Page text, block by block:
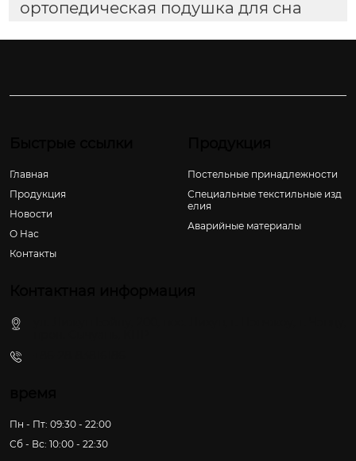
ортопедическая подушка для сна
Главная
Продукция
Новости
О Hас
Контакты
Постельные принадлежности
Специальные текстильные изд
елия
Аварийные материалы
Пн - Пт: 09:30 - 22:00
Сб - Вс: 10:00 - 22:30